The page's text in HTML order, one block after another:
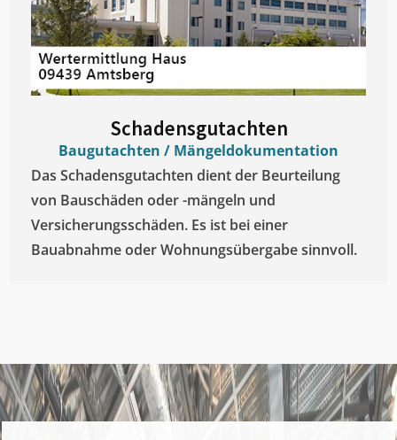
Schadensgutachten
Baugutachten / Mängeldokumentation
Das Schadensgutachten dient der Beurteilung
von Bauschäden oder -mängeln und
Versicherungsschäden. Es ist bei einer
Bauabnahme oder Wohnungsübergabe sinnvoll.